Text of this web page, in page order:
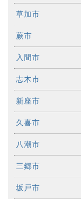
草加市
蕨市
入間市
志木市
新座市
久喜市
八潮市
三郷市
坂戸市